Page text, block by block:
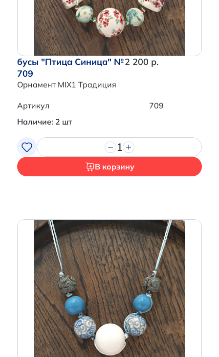
Итого:
Продолжить покупки
Перейти в корзину
бусы "Птица Синица" №
709
Орнамент MIX1 Традиция
2 200 р.
Артикул
709
Наличие: 2 шт
1
В корзину